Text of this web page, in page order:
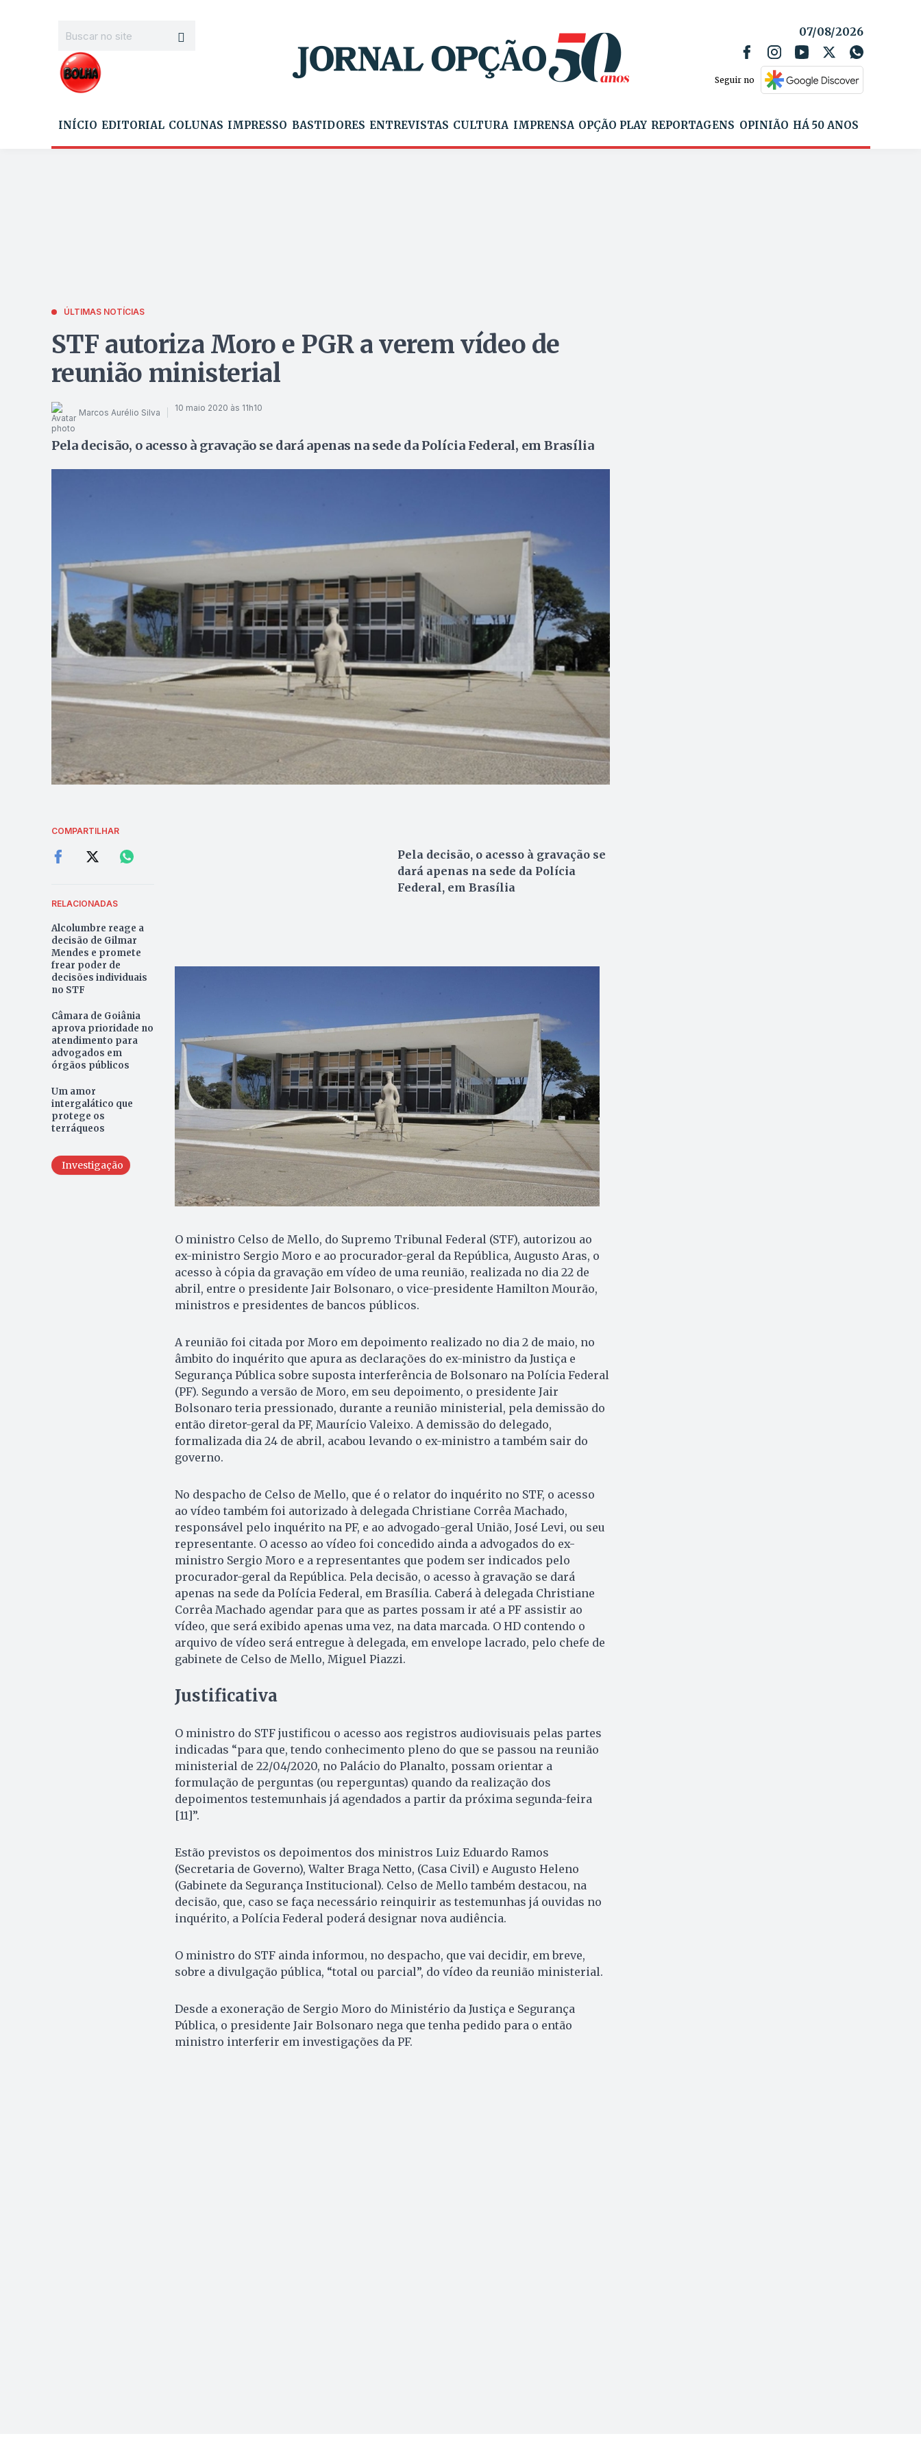
07/08/2026
Seguir no
INÍCIO EDITORIAL COLUNAS IMPRESSO BASTIDORES ENTREVISTAS CULTURA IMPRENSA OPÇÃO PLAY REPORTAGENS OPINIÃO HÁ 50 ANOS
ÚLTIMAS NOTÍCIAS
STF autoriza Moro e PGR a verem vídeo de
reunião ministerial
Marcos Aurélio Silva 10 maio 2020 às 11h10
Pela decisão, o acesso à gravação se dará apenas na sede da Polícia Federal, em Brasília
COMPARTILHAR
RELACIONADAS
Alcolumbre reage a
decisão de Gilmar
Mendes e promete
frear poder de
decisões individuais
no STF
Câmara de Goiânia
aprova prioridade no
atendimento para
advogados em
órgãos públicos
Um amor
intergalático que
protege os
terráqueos
Investigação
Pela decisão, o acesso à gravação se
dará apenas na sede da Polícia
Federal, em Brasília
O ministro Celso de Mello, do Supremo Tribunal Federal (STF), autorizou ao
ex-ministro Sergio Moro e ao procurador-geral da República, Augusto Aras, o
acesso à cópia da gravação em vídeo de uma reunião, realizada no dia 22 de
abril, entre o presidente Jair Bolsonaro, o vice-presidente Hamilton Mourão,
ministros e presidentes de bancos públicos.
A reunião foi citada por Moro em depoimento realizado no dia 2 de maio, no
âmbito do inquérito que apura as declarações do ex-ministro da Justiça e
Segurança Pública sobre suposta interferência de Bolsonaro na Polícia Federal
(PF). Segundo a versão de Moro, em seu depoimento, o presidente Jair
Bolsonaro teria pressionado, durante a reunião ministerial, pela demissão do
então diretor-geral da PF, Maurício Valeixo. A demissão do delegado,
formalizada dia 24 de abril, acabou levando o ex-ministro a também sair do
governo.
No despacho de Celso de Mello, que é o relator do inquérito no STF, o acesso
ao vídeo também foi autorizado à delegada Christiane Corrêa Machado,
responsável pelo inquérito na PF, e ao advogado-geral União, José Levi, ou seu
representante. O acesso ao vídeo foi concedido ainda a advogados do ex-
ministro Sergio Moro e a representantes que podem ser indicados pelo
procurador-geral da República. Pela decisão, o acesso à gravação se dará
apenas na sede da Polícia Federal, em Brasília. Caberá à delegada Christiane
Corrêa Machado agendar para que as partes possam ir até a PF assistir ao
vídeo, que será exibido apenas uma vez, na data marcada. O HD contendo o
arquivo de vídeo será entregue à delegada, em envelope lacrado, pelo chefe de
gabinete de Celso de Mello, Miguel Piazzi.
Justificativa
O ministro do STF justificou o acesso aos registros audiovisuais pelas partes
indicadas “para que, tendo conhecimento pleno do que se passou na reunião
ministerial de 22/04/2020, no Palácio do Planalto, possam orientar a
formulação de perguntas (ou reperguntas) quando da realização dos
depoimentos testemunhais já agendados a partir da próxima segunda-feira
[11]”.
Estão previstos os depoimentos dos ministros Luiz Eduardo Ramos
(Secretaria de Governo), Walter Braga Netto, (Casa Civil) e Augusto Heleno
(Gabinete da Segurança Institucional). Celso de Mello também destacou, na
decisão, que, caso se faça necessário reinquirir as testemunhas já ouvidas no
inquérito, a Polícia Federal poderá designar nova audiência.
O ministro do STF ainda informou, no despacho, que vai decidir, em breve,
sobre a divulgação pública, “total ou parcial”, do vídeo da reunião ministerial.
Desde a exoneração de Sergio Moro do Ministério da Justiça e Segurança
Pública, o presidente Jair Bolsonaro nega que tenha pedido para o então
ministro interferir em investigações da PF.